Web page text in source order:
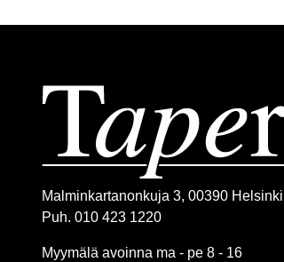
Malminkartanonkuja 3, 00390 Helsinki
Puh. 010 423 1220
Myymälä avoinna ma - pe 8 - 16